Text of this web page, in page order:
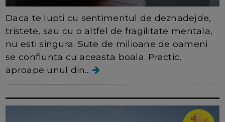
Daca te lupti cu sentimentul de deznadejde,
tristete, sau cu o altfel de fragilitate mentala,
nu esti singura. Sute de milioane de oameni
se conflunta cu aceasta boala. Practic,
aproape unul din...